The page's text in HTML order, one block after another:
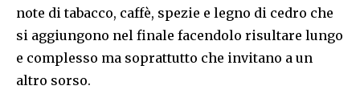
note di tabacco, caffè, spezie e legno di cedro che
si aggiungono nel finale facendolo risultare lungo
e complesso ma soprattutto che invitano a un
altro sorso.